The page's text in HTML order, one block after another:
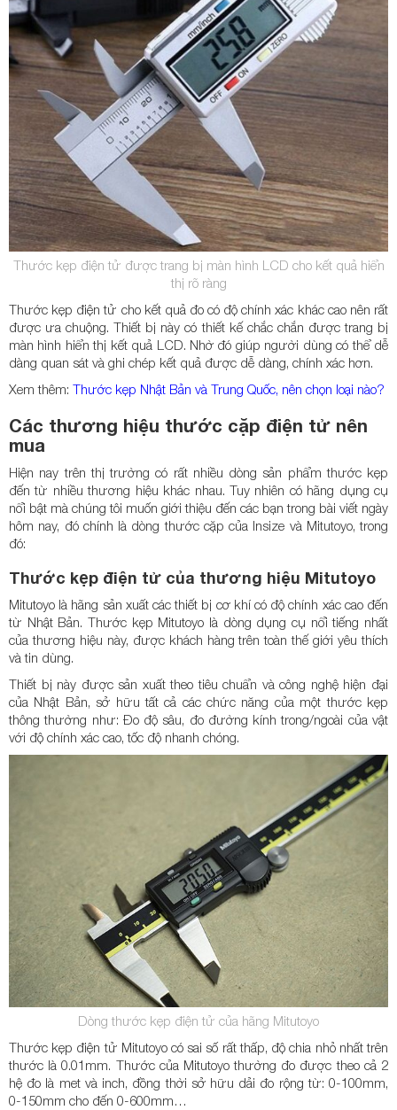
Thước kẹp điện tử được trang bị màn hình LCD cho kết quả hiển
thị rõ ràng
Thước kẹp điện tử cho kết quả đo có độ chính xác khác cao nên rất
được ưa chuộng. Thiết bị này có thiết kế chắc chắn được trang bị
màn hình hiển thị kết quả LCD. Nhờ đó giúp người dùng có thể dễ
dàng quan sát và ghi chép kết quả được dễ dàng, chính xác hơn.
Xem thêm: Thước kẹp Nhật Bản và Trung Quốc, nên chọn loại nào?
Các thương hiệu thước cặp điện tử nên
mua
Hiện nay trên thị trường có rất nhiều dòng sản phẩm thước kẹp
đến từ nhiều thương hiệu khác nhau. Tuy nhiên có hãng dụng cụ
nổi bật mà chúng tôi muốn giới thiệu đến các bạn trong bài viết ngày
hôm nay, đó chính là dòng thước cặp của Insize và Mitutoyo, trong
đó:
Thước kẹp điện tử của thương hiệu Mitutoyo
Mitutoyo là hãng sản xuất các thiết bị cơ khí có độ chính xác cao đến
từ Nhật Bản. Thước kẹp Mitutoyo là dòng dụng cụ nổi tiếng nhất
của thương hiệu này, được khách hàng trên toàn thế giới yêu thích
và tin dùng.
Thiết bị này được sản xuất theo tiêu chuẩn và công nghệ hiện đại
của Nhật Bản, sở hữu tất cả các chức năng của một thước kẹp
thông thường như: Đo độ sâu, đo đường kính trong/ngoài của vật
với độ chính xác cao, tốc độ nhanh chóng.
Dòng thước kẹp điện tử của hãng Mitutoyo
Thước kẹp điện tử Mitutoyo có sai số rất thấp, độ chia nhỏ nhất trên
thước là 0.01mm. Thước của Mitutoyo thường đo được theo cả 2
hệ đo là met và inch, đồng thời sở hữu dải đo rộng từ: 0-100mm,
0-150mm cho đến 0-600mm…